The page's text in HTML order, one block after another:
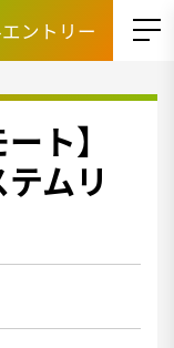
ントリー
ト】
ムリ